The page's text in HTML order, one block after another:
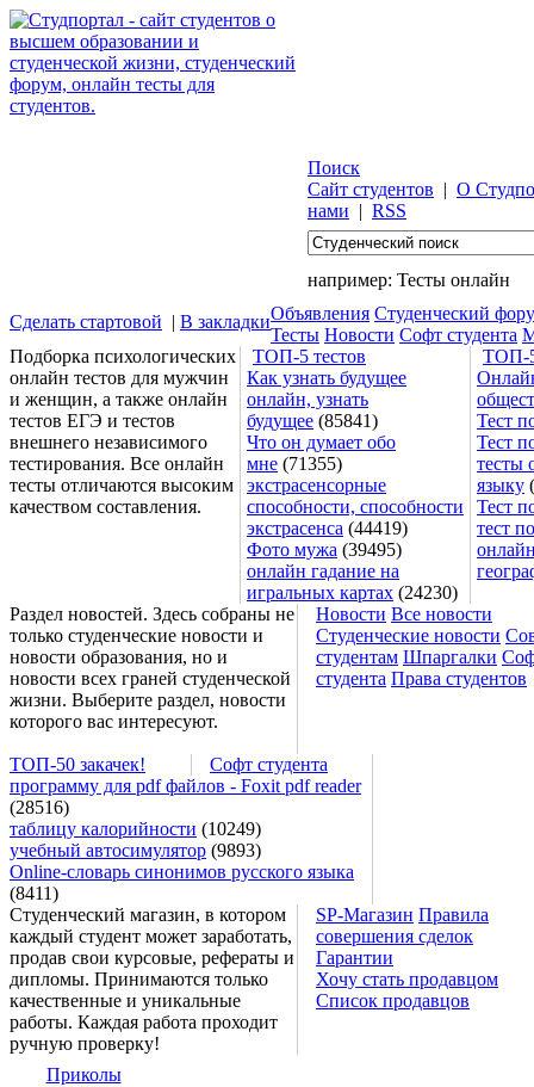
Поиск
Сайт студентов | О
нами | RSS
например: Тесты онлайн
Сделать стартовой | В закладкиОбъявления Студенческий
Тесты Новости Софт студента
Подборка психологических
онлайн тестов для мужчин
и женщин, а также онлайн
тестов ЕГЭ и тестов
внешнего независимого
тестирования. Все онлайн
тесты отличаются высоким
качеством составления.
ТОП-5 тестов
ТОП-
Как узнать будущее
онлайн, узнать
будущее (85841)
Что он думает обо
мне (71355)
экстрасенсорные
способности, способности
экстрасенса (44419)
Фото мужа (39495)
онлайн гадание на
игральных картах (24230)
Тест
Тест
тесты
языку
Тест
тест
Раздел новостей. Здесь собраны не
только студенческие новости и
новости образования, но и
новости всех граней студенческой
жизни. Выберите раздел, новости
которого вас интересуют.
Новости Все новости
Студенческие новости
студентам Шпаргалки
студента Права студентов
ТОП-50 закачек!
Софт студента
программу для pdf файлов - Foxit pdf reader
(28516)
таблицу калорийности (10249)
учебный автосимулятор (9893)
Online-словарь синонимов русского языка
(8411)
Студенческий магазин, в котором
каждый студент может заработать,
продав свои курсовые, рефераты и
дипломы. Принимаются только
качественные и уникальные
работы. Каждая работа проходит
ручную проверку!
SP-Магазин Правила
совершения сделок
Гарантии
Хочу стать продавцом
Список продавцов
Приколы